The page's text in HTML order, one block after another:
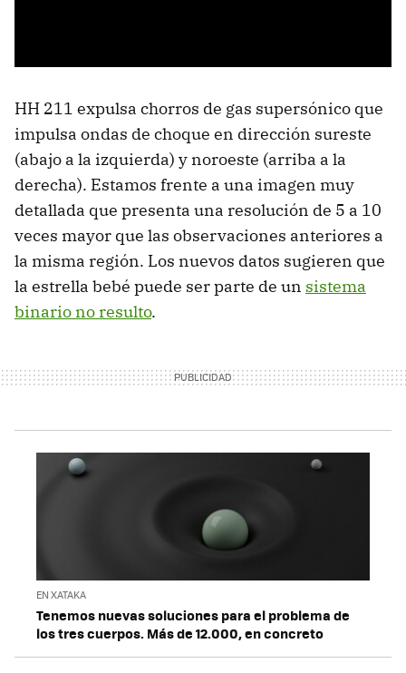
HH 211 expulsa chorros de gas supersónico que
impulsa ondas de choque en dirección sureste
(abajo a la izquierda) y noroeste (arriba a la
derecha). Estamos frente a una imagen muy
detallada que presenta una resolución de 5 a 10
veces mayor que las observaciones anteriores a
la misma región. Los nuevos datos sugieren que
la estrella bebé puede ser parte de un sistema
binario no resulto.
EN XATAKA
Tenemos nuevas soluciones para el problema de
los tres cuerpos. Más de 12.000, en concreto